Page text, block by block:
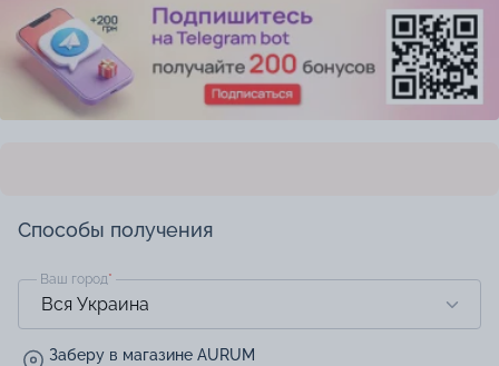
Способы получения
Ваш город*
Заберу в магазине AURUM